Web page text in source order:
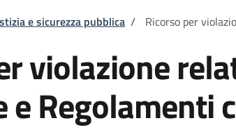
e sicurezza pubblica / Ricorso per
violazione
e Regolamenti